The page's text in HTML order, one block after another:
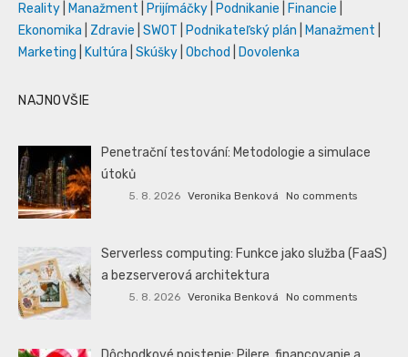
Reality
Manažment Prijímáčky Podnikanie Financie
Ekonomika
Zdravie SWOT Podnikateľský plán Manažment
Marketing
Kultúra Skúšky Obchod Dovolenka
NAJNOVŠIE
Penetrační testování: Metodologie a simulace
útoků
5. 8. 2026 Veronika Benková No comments
Serverless computing: Funkce jako služba (FaaS)
a bezserverová architektura
5. 8. 2026 Veronika Benková No comments